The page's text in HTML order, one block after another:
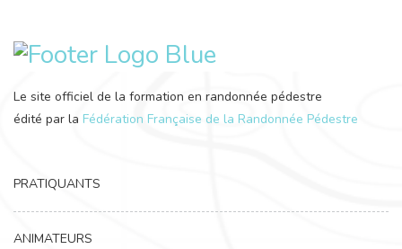
Le site officiel de la formation en randonnée pédestre
édité par la Fédération Française de la Randonnée Pédestre
PRATIQUANTS
ANIMATEURS